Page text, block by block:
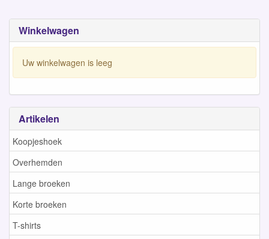
Winkelwagen
Uw winkelwagen is leeg
Artikelen
Koopjeshoek
Overhemden
Lange broeken
Korte broeken
T-shirts